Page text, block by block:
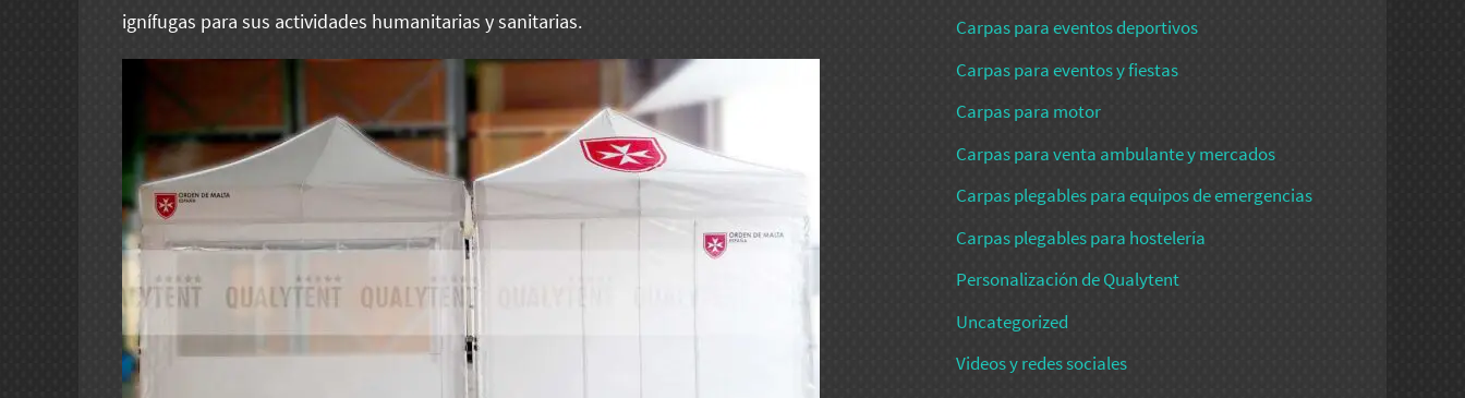
ignífugas para sus actividades humanitarias y sanitarias.
Carpas para eventos deportivos
Carpas para eventos y fiestas
Carpas para motor
Carpas para venta ambulante y mercados
Carpas plegables para equipos de emergencias
Carpas plegables para hostelería
Personalización de Qualytent
Uncategorized
Videos y redes sociales